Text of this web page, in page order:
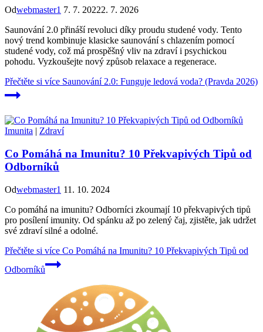
Odwebmaster1 7. 7. 20222. 7. 2026
Saunování 2.0 přináší revoluci díky proudu studené vody. Tento
nový trend kombinuje klasicke saunování s chlazením pomocí
studené vody, což má prospěšný vliv na zdraví i psychickou
pohodu. Vyzkoušejte nový způsob relaxace a regenerace.
Přečtěte si více Saunování 2.0: Funguje ledová voda? (Pravda 2026)
Imunita | Zdraví
Co Pomáhá na Imunitu? 10 Překvapivých Tipů od
Odborníků
Odwebmaster1 11. 10. 2024
Co pomáhá na imunitu? Odborníci zkoumají 10 překvapivých tipů
pro posílení imunity. Od spánku až po zelený čaj, zjistěte, jak udržet
své zdraví silné a odolné.
Přečtěte si více Co Pomáhá na Imunitu? 10 Překvapivých Tipů od
Odborníků